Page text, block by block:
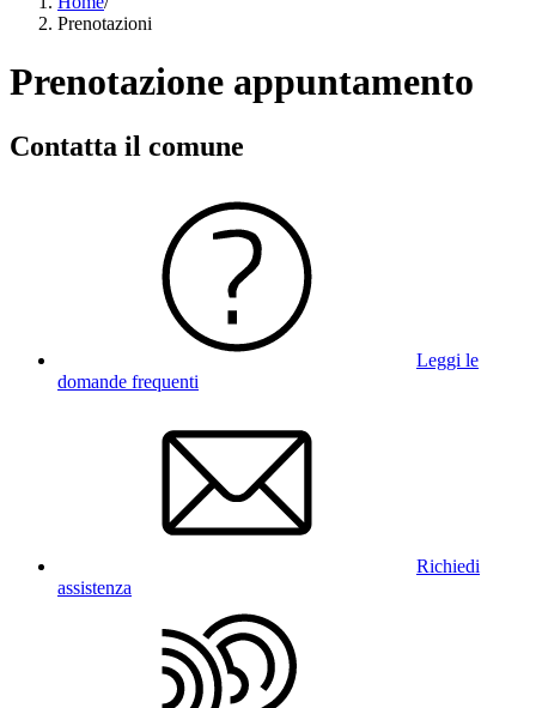
Prenotazioni
Prenotazione appuntamento
Contatta il comune
Leggi le
domande frequenti
Richiedi
assistenza